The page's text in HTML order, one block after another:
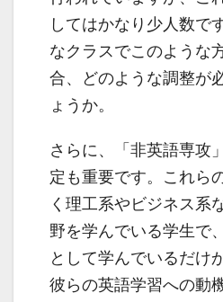
してはかなり少人数で
なクラスでこのような
合、どのような調整が
ょうか。
さらに、「非英語専攻
定も重要です。これら
く理工系やビジネス系
野を学んでいる学生で
として学んでいるだけ
彼らの英語学習への動